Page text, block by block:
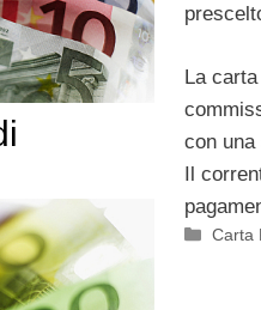
La
con
Il
Carta